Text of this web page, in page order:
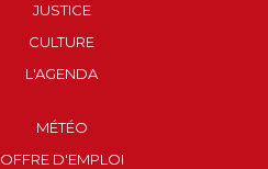
JUSTICE
CULTURE
L'AGENDA
MÉTÉO
OFFRE D'EMPLOI